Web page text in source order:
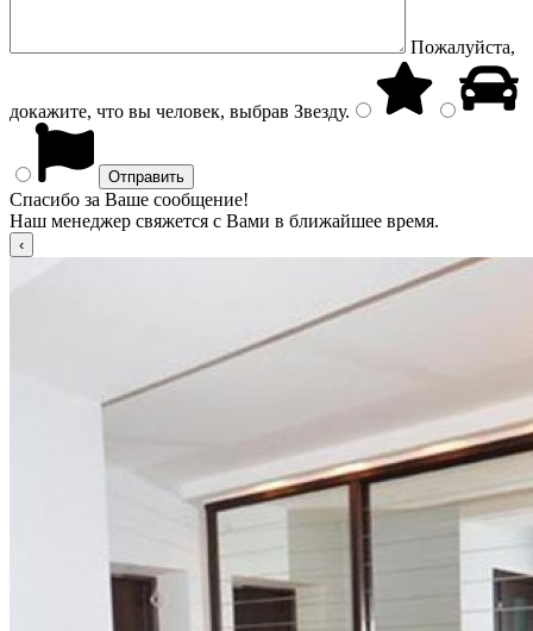
Пожалуйста,
докажите, что вы человек, выбрав Звезду.
Спасибо за Ваше сообщение!
Наш менеджер свяжется с Вами в ближайшее время.